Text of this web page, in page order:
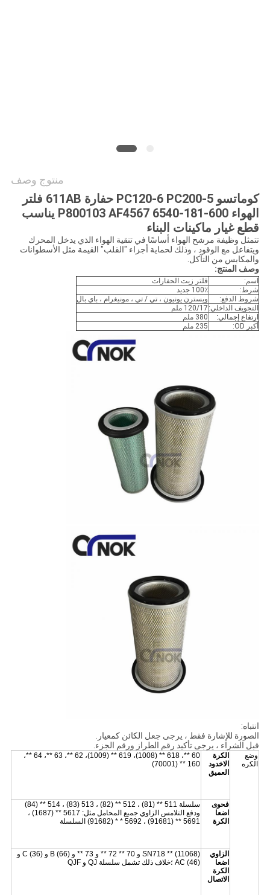
منتوج وصف
كوماتسو PC120-6 PC200-5 حفارة 611AB فلتر
الهواء 600-181-6540 P800103 AF4567 يناسب
قطع غيار ماكينات البناء
تتمثل وظيفة مرشح الهواء أساسًا في تنقية الهواء الذي يدخل المحرك
ويتفاعل مع الوقود ، وذلك لحماية أجزاء "القلب" القيمة مثل الأسطوانات
والمكابس من التآكل.
وصف المنتج:
اسم:
فلتر زيت الحفارات
شرط:
100٪ جديد
شروط الدفع:
ويسترن يونيون ، تي / تي ، مونيغرام ، باي بال
التجويف الداخلي: 120/17 ملم
ارتفاع إجمالي:
380 ملم
أكبر OD:
235 ملم
انتباه:
الصورة للإشارة فقط ، يرجى جعل الكائن كمعيار.
قبل الشراء ، يرجى تأكيد رقم الطراز ورقم الجزء.
وضع
الكره
الكرة
الاخدود
العميق
60 **، 618 ** (1008)، 619 ** (1009)، 62 **، 63 **، 64 **،
160 ** (70001)
فحوى
اضعا
الكرة
سلسلة 511 ** (81) ، 512 ** (82) ، 513 (83) ، 514 ** (84)
ودفع التلامس الزاوي جميع المحامل مثل: 5617 ** (1687) ،
5691 ** (91681) ، 5692 * * (91682) السلسلة
الزاوي
اضعا
الكرة
الاتصال
SN718 ** (11068) و 70 ** 72 ** و 73 ** و B (66) و C (36) و
AC (46) ؛خلاف ذلك تشمل سلسلة QJ و QJF